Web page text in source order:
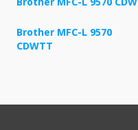
Brother MFC-L 9570
CDWTT